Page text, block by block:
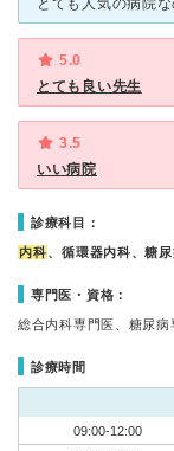
5.0
とても良い先生
3.5
いい病院
診療科目：
内科、循環器内科、糖
専門医・資格：
総合内科専門医、糖尿
診療時間
09:00-12:00